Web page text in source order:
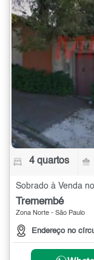
4 quartos
Sobrado à Venda
Tremembé
Zona Norte - São Paulo
Endereço no